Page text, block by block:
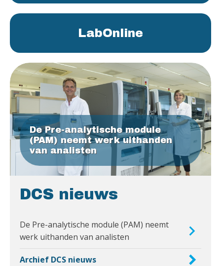
LabOnline
De Pre-analytische module
(PAM) neemt werk uithanden
van analisten
DCS nieuws
De Pre-analytische module (PAM) neemt
werk uithanden van analisten
Archief DCS nieuws